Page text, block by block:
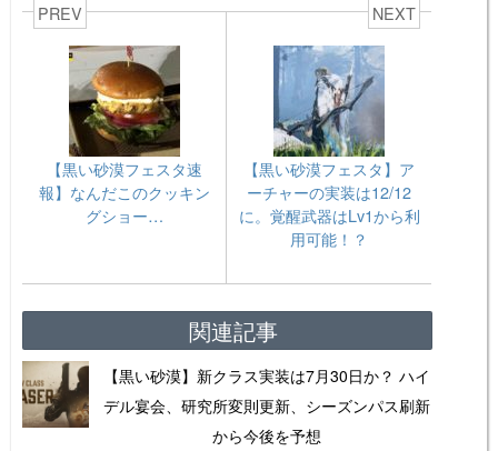
PREV
【黒い砂漠フェスタ速
報】なんだこのクッキン
グショー…
NEXT
【黒い砂漠フェスタ】ア
ーチャーの実装は12/12
に。覚醒武器はLv1から利
用可能！？
関連記事
【黒い砂漠】新クラス実装は7月30日か？ ハイ
デル宴会、研究所変則更新、シーズンパス刷新
から今後を予想